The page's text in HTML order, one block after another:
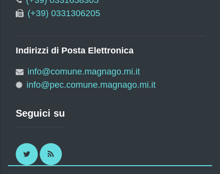
(+39) 0331306205
Indirizzi di Posta Elettronica
info@comune.magnago.mi.it
info@pec.comune.magnago.mi.it
Seguici su
Twitter RSS